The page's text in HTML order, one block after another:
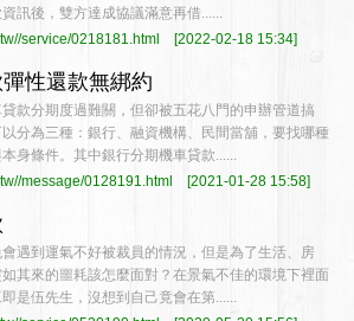
訊後，雙方達成協議滿意再借......
service/0218181.html
[2022-02-18 15:34]
性還款無綁約
款分期度過難關，但卻被五花八門的申辦管道搞
分為三種：銀行、融資機構、民間當舖，要找哪種
身條件。其中銀行分期機車貸款......
message/0128191.html
[2021-01-28 15:58]
遇到運氣不好被裁員的情況，但是為了生活、房
其來的噩耗該怎麼面對？在景氣不佳的環境下裡面
是伍先生，沒想到自己竟會在第......